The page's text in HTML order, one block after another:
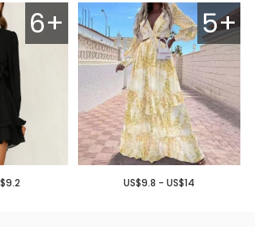
6+ 5+
US$9.8 - US$14